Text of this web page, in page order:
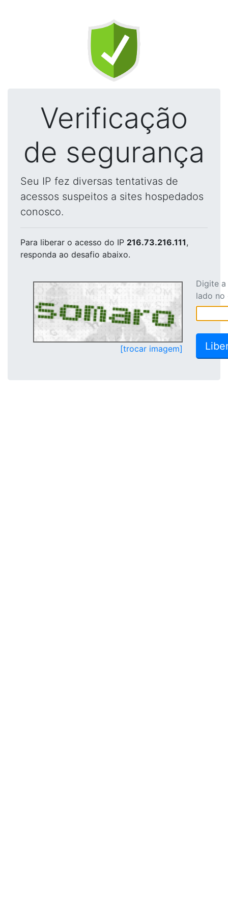
Verificação
de segurança
Seu IP fez diversas tentativas de
acessos suspeitos a sites hospedados
conosco.
Para liberar o acesso do IP 216.73.216.111,
responda ao desafio abaixo.
[trocar imagem]
Digite
lado no